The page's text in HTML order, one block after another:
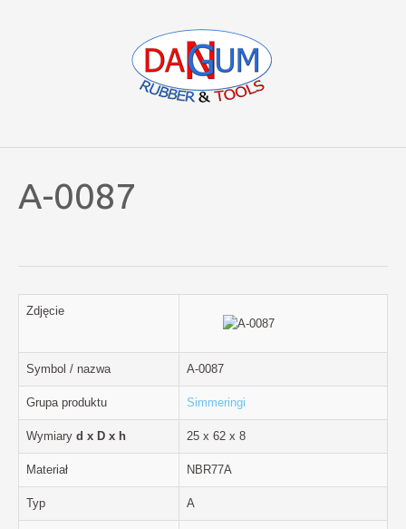
A-0087
Zdjęcie
Symbol / nazwa A-0087
Grupa produktu Simmeringi
Wymiary d x D x h 25 x 62 x 8
Materiał NBR77A
Typ A